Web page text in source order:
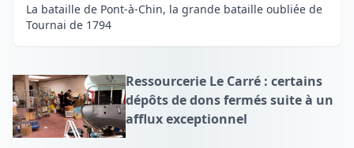
La bataille de Pont-à-Chin, la grande bataille oubliée de
Tournai de 1794
Ressourcerie Le Carré : certains
dépôts de dons fermés suite à un
afflux exceptionnel